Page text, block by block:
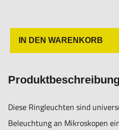
Unsachgemäße Verwendung
Verletzungen führen.
Importeur/Hersteller:
Hogetex/Kometex B.V.,
Varsseveld/ Netherlands,
IN DEN WARENKORB
Produktbeschreibung
Diese Ringleuchten sind
Beleuchtung an Mikroskopen